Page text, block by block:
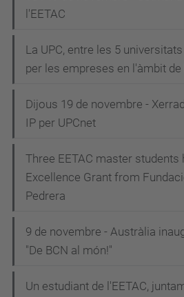
l'EETAC
La UPC, entre les 5
per les empreses en l'àmbit de
Dijous 19 de novembre -
IP per UPCnet
Three EETAC master students
Excellence Grant from
Pedrera
9 de novembre - Austràlia
"De BCN al món!"
Un estudiant de l'EETAC,